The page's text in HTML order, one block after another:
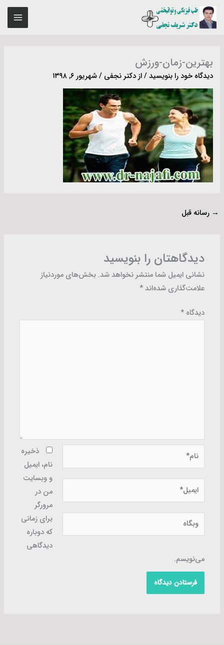
پرش
بهترین-زمان-ورزش
دیدگاه‌ خود را بنویسید/ ازدکتر نجفی/شهریور ۶, ۱۳۹۸
→ رسانه قبل
دیدگاهتان را بنویسید
نشانی ایمیل شما منتشر نخواهد شد. بخش‌های موردنیاز
علامت‌گذاری شده‌اند*
دیدگاه*
نام*
ایمیل*
وبگاه
ذخیره
نام، ایمیل
و وبسایت
من در
مرورگر
برای زمانی
که دوباره
دیدگاهی
می‌نویسم.